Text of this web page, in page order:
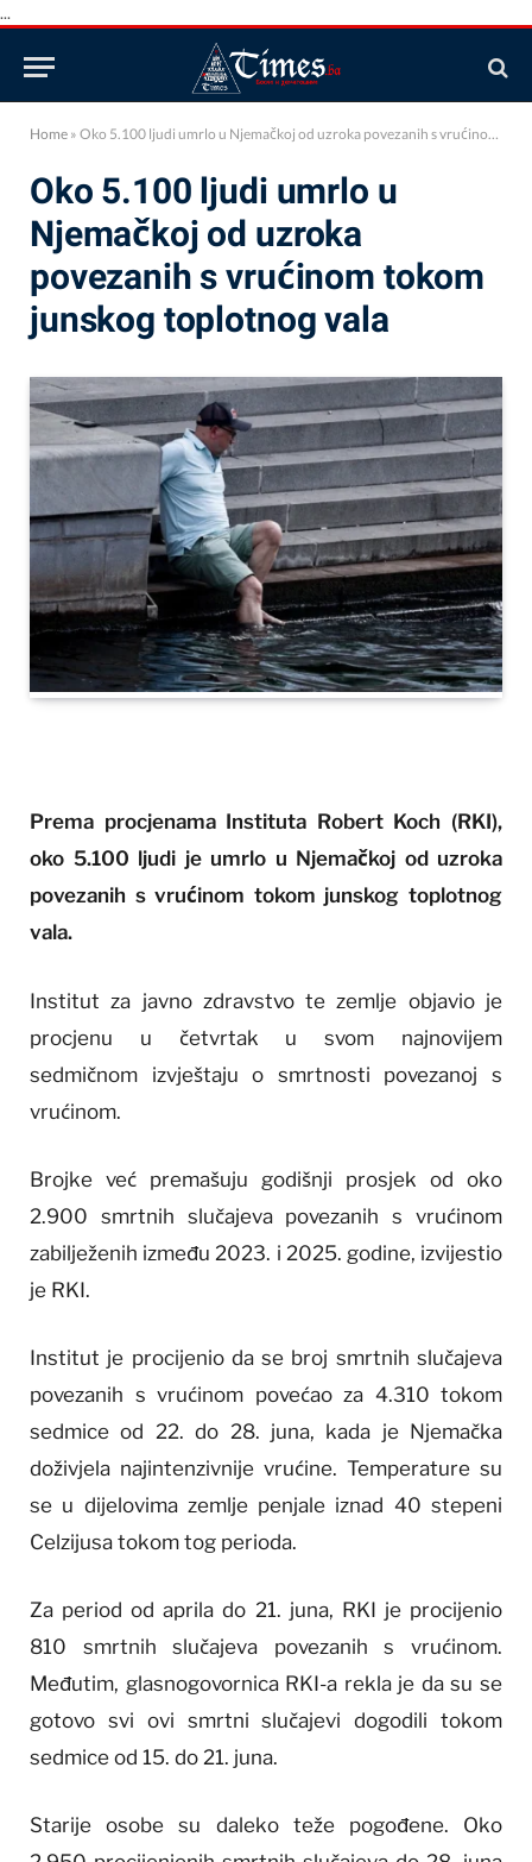
...
Home » Oko 5.100 ljudi umrlo u Njemačkoj od uzroka povezanih s vrućinom tokom junskog toplotnog vala
Oko 5.100 ljudi umrlo u
Njemačkoj od uzroka
povezanih s vrućinom tokom
junskog toplotnog vala
Prema procjenama Instituta Robert Koch (RKI),
oko 5.100 ljudi je umrlo u Njemačkoj od uzroka
povezanih s vrućinom tokom junskog toplotnog
vala.
Institut za javno zdravstvo te zemlje objavio je
procjenu u četvrtak u svom najnovijem
sedmičnom izvještaju o smrtnosti povezanoj s
vrućinom.
Brojke već premašuju godišnji prosjek od oko
2.900 smrtnih slučajeva povezanih s vrućinom
zabilježenih između 2023. i 2025. godine, izvijestio
je RKI.
Institut je procijenio da se broj smrtnih slučajeva
povezanih s vrućinom povećao za 4.310 tokom
sedmice od 22. do 28. juna, kada je Njemačka
doživjela najintenzivnije vrućine. Temperature su
se u dijelovima zemlje penjale iznad 40 stepeni
Celzijusa tokom tog perioda.
Za period od aprila do 21. juna, RKI je procijenio
810 smrtnih slučajeva povezanih s vrućinom.
Međutim, glasnogovornica RKI-a rekla je da su se
gotovo svi ovi smrtni slučajevi dogodili tokom
sedmice od 15. do 21. juna.
Starije osobe su daleko teže pogođene. Oko